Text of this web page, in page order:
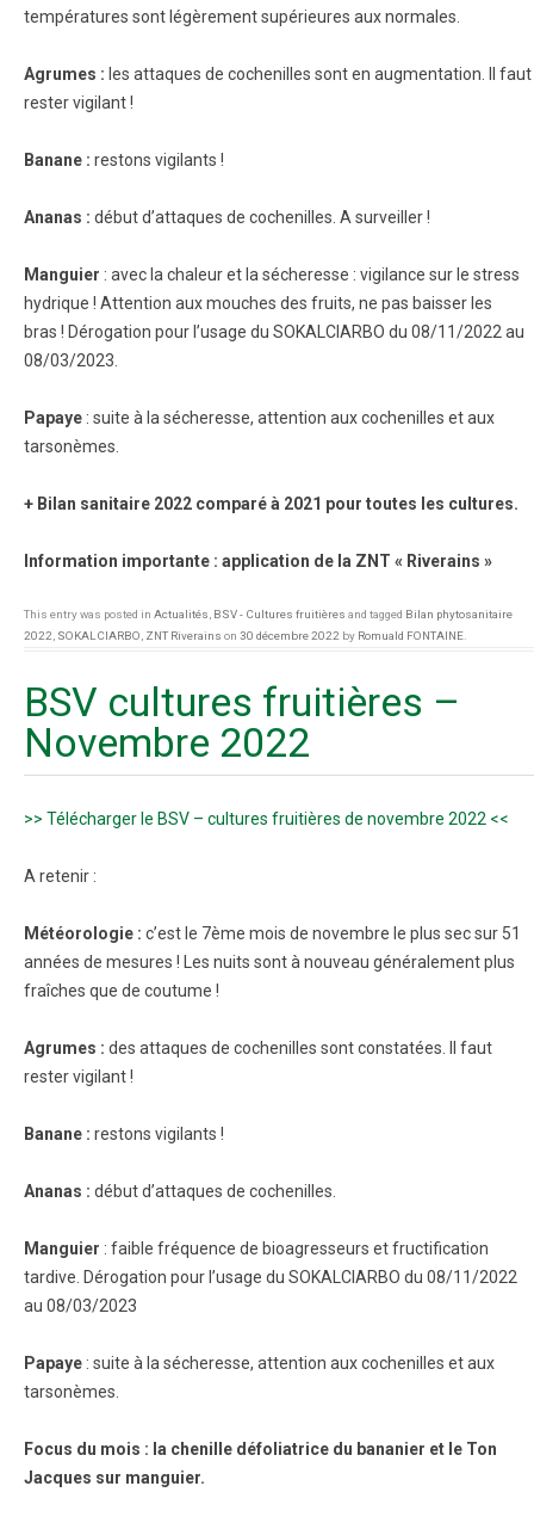
températures sont légèrement supérieures aux normales.
Agrumes : les attaques de cochenilles sont en augmentation. Il faut
rester vigilant !
Banane : restons vigilants !
Ananas : début d’attaques de cochenilles. A surveiller !
Manguier : avec la chaleur et la sécheresse : vigilance sur le stress
hydrique ! Attention aux mouches des fruits, ne pas baisser les
bras ! Dérogation pour l’usage du SOKALCIARBO du 08/11/2022 au
08/03/2023.
Papaye : suite à la sécheresse, attention aux cochenilles et aux
tarsonèmes.
+ Bilan sanitaire 2022 comparé à 2021 pour toutes les cultures.
Information importante : application de la ZNT « Riverains »
This entry was posted in Actualités BSV - Cultures fruitières and tagged Bilan phytosanitaire
2022 SOKALCIARBO ZNT Riverains on 30 décembre 2022 by Romuald FONTAINE
BSV cultures fruitières –
Novembre 2022
>> Télécharger le BSV – cultures fruitières de novembre 2022 <<
A retenir :
Météorologie : c’est le 7ème mois de novembre le plus sec sur 51
années de mesures ! Les nuits sont à nouveau généralement plus
fraîches que de coutume !
Agrumes : des attaques de cochenilles sont constatées. Il faut
rester vigilant !
Banane : restons vigilants !
Ananas : début d’attaques de cochenilles.
Manguier : faible fréquence de bioagresseurs et fructification
tardive. Dérogation pour l’usage du SOKALCIARBO du 08/11/2022
au 08/03/2023
Papaye : suite à la sécheresse, attention aux cochenilles et aux
tarsonèmes.
Focus du mois : la chenille défoliatrice du bananier et le Ton
Jacques sur manguier.